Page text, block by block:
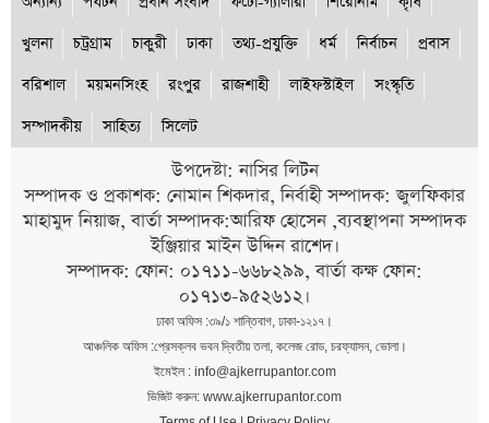
খুলনা
চট্রগ্রাম চাকুরী ঢাকা তথ্য-প্রযুক্তি ধর্ম নির্বাচন
প্রবাস
বরিশাল
ময়মনসিংহ রংপুর রাজশাহী লাইফস্টাইল
সংস্কৃতি
সম্পাদকীয়
সাহিত্য সিলেট
উপদেষ্টা: নাসির লিটন
সম্পাদক ও প্রকাশক: নোমান শিকদার, নির্বাহী সম্পাদক: জুলফিকার
মাহামুদ নিয়াজ, বার্তা সম্পাদক:আরিফ হোসেন ,ব্যবস্থাপনা সম্পাদক
ইঞ্জিয়ার মাইন উদ্দিন রাশেদ।
সম্পাদক: ফোন: ০১৭১১-৬৬৮২৯৯, বার্তা কক্ষ ফোন:
০১৭১৩-৯৫২৬১২।
ঢাকা অফিস :৩৯/১ শান্তিবাগ, ঢাকা-১২১৭।
আঞ্চলিক অফিস :প্রেসক্লব ভবন দ্বিতীয় তলা, কলেজ রোড, চরফ্যাসন, ভোলা।
ইমেইল : info@ajkerrupantor.com
ভিজিট করুন: www.ajkerrupantor.com